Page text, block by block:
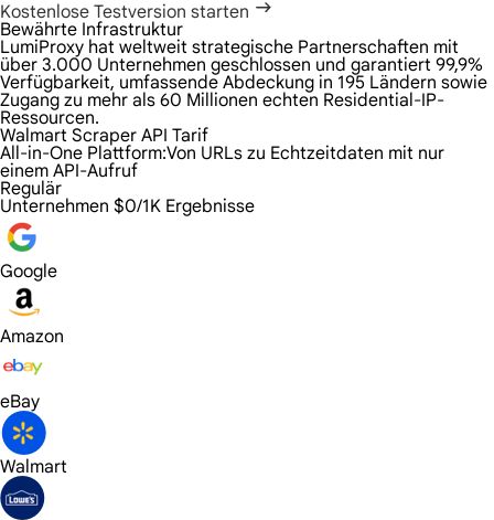
Kostenlose Testversion starten
Bewährte Infrastruktur
LumiProxy hat weltweit strategische Partnerschaften mit
über 3.000 Unternehmen geschlossen und garantiert 99,9%
Verfügbarkeit, umfassende Abdeckung in 195 Ländern sowie
Zugang zu mehr als 60 Millionen echten Residential-IP-
Ressourcen.
Walmart Scraper API Tarif
All-in-One Plattform:Von URLs zu Echtzeitdaten mit nur
einem API-Aufruf
Regulär
Unternehmen $0/1K Ergebnisse
Google
Amazon
eBay
Walmart